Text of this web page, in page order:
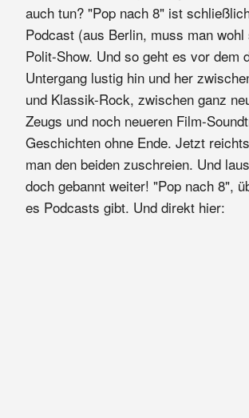
auch tun? "Pop nach 8" ist
Podcast (aus Berlin, muss man
Polit-Show. Und so geht es vor dem
Untergang lustig hin und her
und Klassik-Rock, zwischen ganz
Zeugs und noch neueren Film-
Geschichten ohne Ende. Jetzt
man den beiden zuschreien. Und
doch gebannt weiter! "Pop nach 8",
es Podcasts gibt. Und direkt hier: